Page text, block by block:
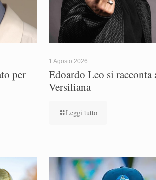
per
1 Agosto 2026
Edoardo Leo si racconta
Versiliana
Leggi tutto